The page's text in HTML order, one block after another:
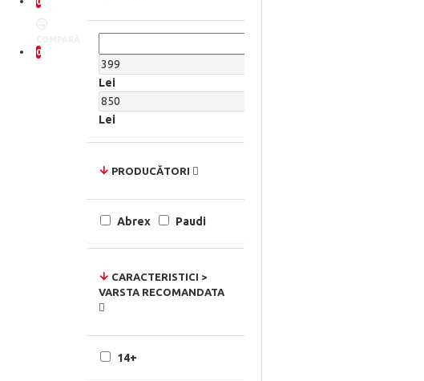
0
Lei
Lei
PRODUCĂTORI
Abrex Paudi
CARACTERISTICI >
VARSTA RECOMANDATA
14+